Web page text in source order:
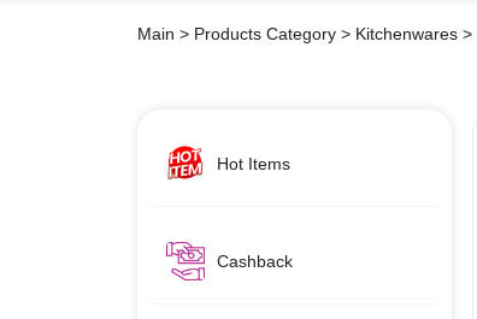
Main > Products Category > Kitchenwares >
Hot Items
Cashback